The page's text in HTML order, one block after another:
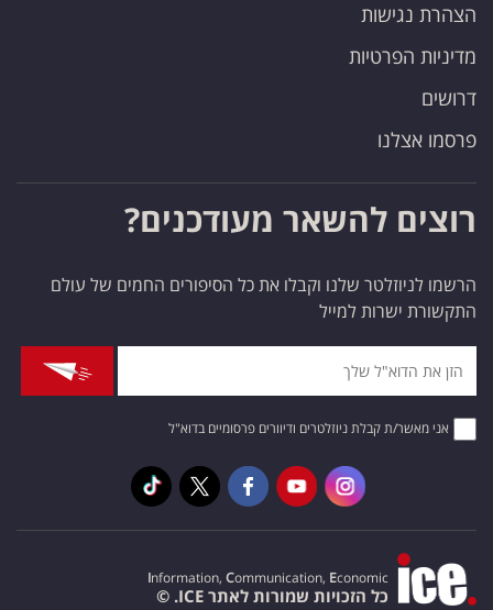
הצהרת נגישות
מדיניות הפרטיות
דרושים
פרסמו אצלנו
רוצים להשאר מעודכנים?
הרשמו לניוזלטר שלנו וקבלו את כל הסיפורים החמים של עולם
התקשורת ישרות למייל
אני מאשר/ת קבלת ניוזלטרים ודיוורים פרסומיים בדוא"ל
Information, Communication, Economic
כל הזכויות שמורות לאתר ICE. ©